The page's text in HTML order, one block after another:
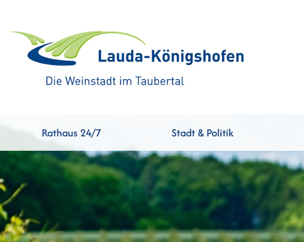
Rathaus 24/7 Stadt & Politik